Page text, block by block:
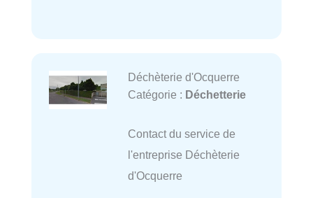
Déchèterie d'Ocquerre
Catégorie : Déchetterie
Contact du service de
l'entreprise Déchèterie
d'Ocquerre